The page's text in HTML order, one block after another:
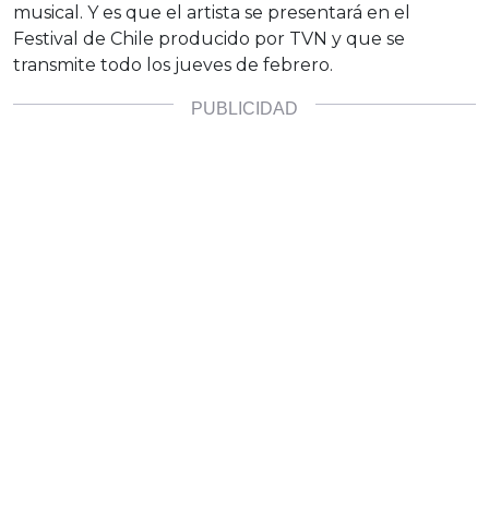
musical. Y es que el artista se presentará en el
Festival de Chile producido por TVN y que se
transmite todo los jueves de febrero.